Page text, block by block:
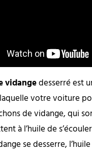
vidangedesserré est
votre voiture
de vidange, qui
à l’huile de
se desserre,